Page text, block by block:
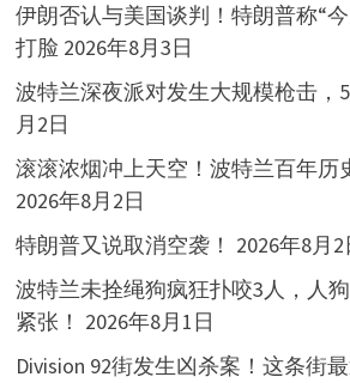
伊朗否认与美国谈判！特朗普称“
打脸 2026年8月3日
波特兰深夜派对发生大规模枪击，5
月2日
滚滚浓烟冲上天空！波特兰百年历
2026年8月2日
特朗普又说取消空袭！ 2026年8月2
波特兰未拴绳狗疯狂扑咬3人，人
紧张！ 2026年8月1日
Division 92街发生凶杀案！这条街